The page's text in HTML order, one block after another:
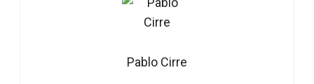
Pablo Cirre